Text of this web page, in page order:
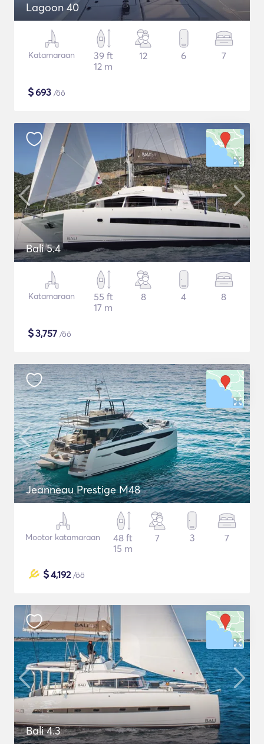
Lagoon 40
Katamaraan
39 ft
12 m
12 6 7
$693 /öö
Bali 5.4
Katamaraan
55 ft
17 m
8 4 8
$3,757 /öö
Jeanneau Prestige M48
Mootor katamaraan
48 ft
15 m
7 3 7
$4,192/öö
Bali 4.3